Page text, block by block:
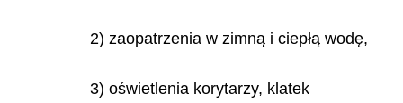
2) zaopatrzenia w zimną i ciepłą wodę,
3) oświetlenia korytarzy, klatek